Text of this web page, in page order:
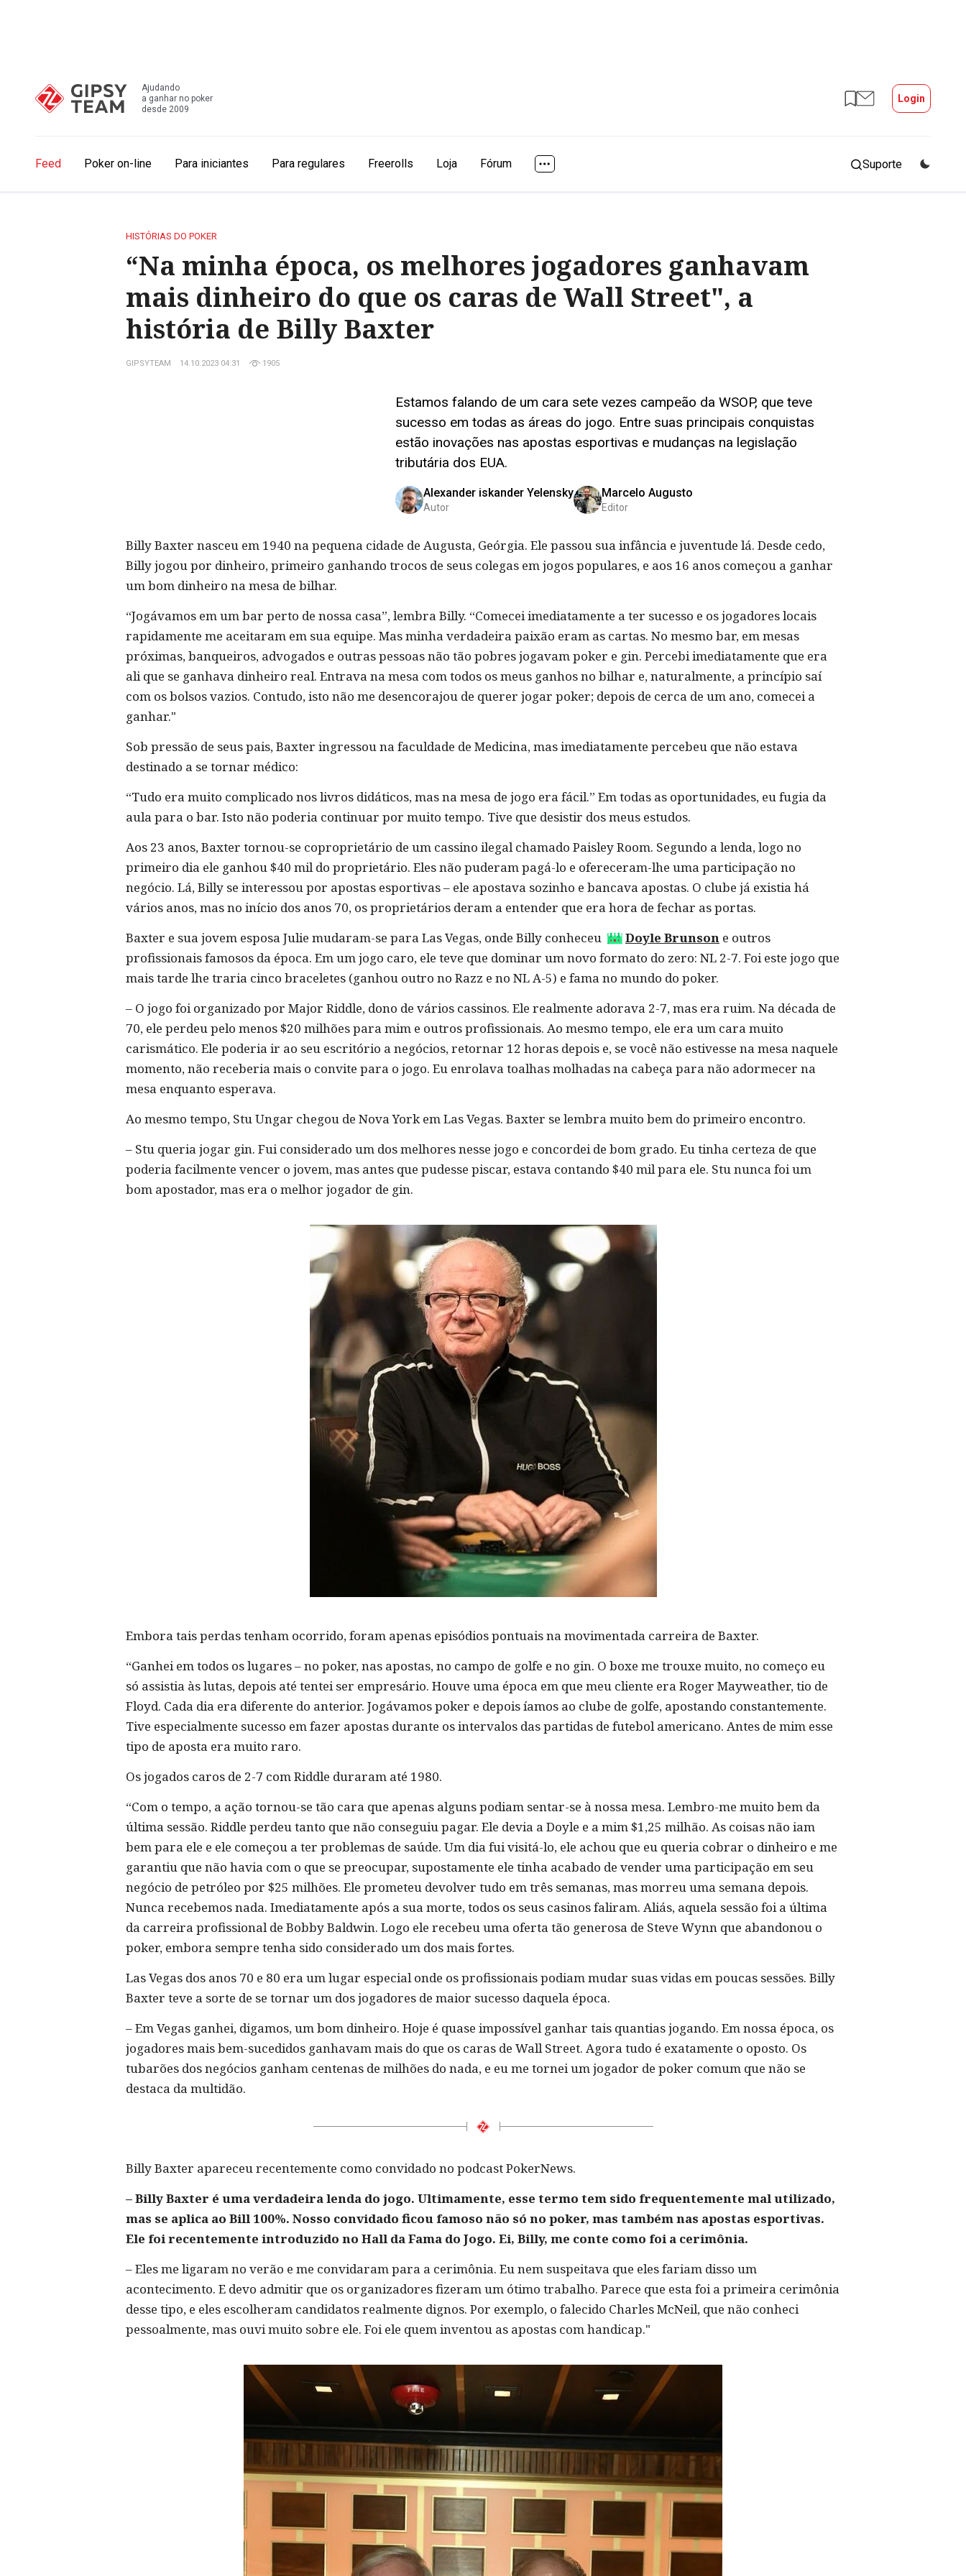
Ajudando
a ganhar no poker
desde 2009
Login
Feed Poker on-line Para iniciantes Para regulares Freerolls Loja Fórum Suporte
HISTÓRIAS DO POKER
“Na minha época, os melhores jogadores ganhavam
mais dinheiro do que os caras de Wall Street", a
história de Billy Baxter
GIPSYTEAM 14.10.2023 04:31 1905
Estamos falando de um cara sete vezes campeão da WSOP, que teve
sucesso em todas as áreas do jogo. Entre suas principais conquistas
estão inovações nas apostas esportivas e mudanças na legislação
tributária dos EUA.
Alexander iskander Yelensky
Autor
Marcelo Augusto
Editor
Billy Baxter nasceu em 1940 na pequena cidade de Augusta, Geórgia. Ele passou sua infância e juventude lá. Desde cedo,
Billy jogou por dinheiro, primeiro ganhando trocos de seus colegas em jogos populares, e aos 16 anos começou a ganhar
um bom dinheiro na mesa de bilhar.
“Jogávamos em um bar perto de nossa casa”, lembra Billy. “Comecei imediatamente a ter sucesso e os jogadores locais
rapidamente me aceitaram em sua equipe. Mas minha verdadeira paixão eram as cartas. No mesmo bar, em mesas
próximas, banqueiros, advogados e outras pessoas não tão pobres jogavam poker e gin. Percebi imediatamente que era
ali que se ganhava dinheiro real. Entrava na mesa com todos os meus ganhos no bilhar e, naturalmente, a princípio saí
com os bolsos vazios. Contudo, isto não me desencorajou de querer jogar poker; depois de cerca de um ano, comecei a
ganhar."
Sob pressão de seus pais, Baxter ingressou na faculdade de Medicina, mas imediatamente percebeu que não estava
destinado a se tornar médico:
“Tudo era muito complicado nos livros didáticos, mas na mesa de jogo era fácil.” Em todas as oportunidades, eu fugia da
aula para o bar. Isto não poderia continuar por muito tempo. Tive que desistir dos meus estudos.
Aos 23 anos, Baxter tornou-se coproprietário de um cassino ilegal chamado Paisley Room. Segundo a lenda, logo no
primeiro dia ele ganhou $40 mil do proprietário. Eles não puderam pagá-lo e ofereceram-lhe uma participação no
negócio. Lá, Billy se interessou por apostas esportivas – ele apostava sozinho e bancava apostas. O clube já existia há
vários anos, mas no início dos anos 70, os proprietários deram a entender que era hora de fechar as portas.
Baxter e sua jovem esposa Julie mudaram-se para Las Vegas, onde Billy conheceu
Doyle Brunson e outros
profissionais famosos da época. Em um jogo caro, ele teve que dominar um novo formato do zero: NL 2-7. Foi este jogo que
mais tarde lhe traria cinco braceletes (ganhou outro no Razz e no NL A-5) e fama no mundo do poker.
– O jogo foi organizado por Major Riddle, dono de vários cassinos. Ele realmente adorava 2-7, mas era ruim. Na década de
70, ele perdeu pelo menos $20 milhões para mim e outros profissionais. Ao mesmo tempo, ele era um cara muito
carismático. Ele poderia ir ao seu escritório a negócios, retornar 12 horas depois e, se você não estivesse na mesa naquele
momento, não receberia mais o convite para o jogo. Eu enrolava toalhas molhadas na cabeça para não adormecer na
mesa enquanto esperava.
Ao mesmo tempo, Stu Ungar chegou de Nova York em Las Vegas. Baxter se lembra muito bem do primeiro encontro.
– Stu queria jogar gin. Fui considerado um dos melhores nesse jogo e concordei de bom grado. Eu tinha certeza de que
poderia facilmente vencer o jovem, mas antes que pudesse piscar, estava contando $40 mil para ele. Stu nunca foi um
bom apostador, mas era o melhor jogador de gin.
Embora tais perdas tenham ocorrido, foram apenas episódios pontuais na movimentada carreira de Baxter.
“Ganhei em todos os lugares – no poker, nas apostas, no campo de golfe e no gin. O boxe me trouxe muito, no começo eu
só assistia às lutas, depois até tentei ser empresário. Houve uma época em que meu cliente era Roger Mayweather, tio de
Floyd. Cada dia era diferente do anterior. Jogávamos poker e depois íamos ao clube de golfe, apostando constantemente.
Tive especialmente sucesso em fazer apostas durante os intervalos das partidas de futebol americano. Antes de mim esse
tipo de aposta era muito raro.
Os jogados caros de 2-7 com Riddle duraram até 1980.
“Com o tempo, a ação tornou-se tão cara que apenas alguns podiam sentar-se à nossa mesa. Lembro-me muito bem da
última sessão. Riddle perdeu tanto que não conseguiu pagar. Ele devia a Doyle e a mim $1,25 milhão. As coisas não iam
bem para ele e ele começou a ter problemas de saúde. Um dia fui visitá-lo, ele achou que eu queria cobrar o dinheiro e me
garantiu que não havia com o que se preocupar, supostamente ele tinha acabado de vender uma participação em seu
negócio de petróleo por $25 milhões. Ele prometeu devolver tudo em três semanas, mas morreu uma semana depois.
Nunca recebemos nada. Imediatamente após a sua morte, todos os seus casinos faliram. Aliás, aquela sessão foi a última
da carreira profissional de Bobby Baldwin. Logo ele recebeu uma oferta tão generosa de Steve Wynn que abandonou o
poker, embora sempre tenha sido considerado um dos mais fortes.
Las Vegas dos anos 70 e 80 era um lugar especial onde os profissionais podiam mudar suas vidas em poucas sessões. Billy
Baxter teve a sorte de se tornar um dos jogadores de maior sucesso daquela época.
– Em Vegas ganhei, digamos, um bom dinheiro. Hoje é quase impossível ganhar tais quantias jogando. Em nossa época, os
jogadores mais bem-sucedidos ganhavam mais do que os caras de Wall Street. Agora tudo é exatamente o oposto. Os
tubarões dos negócios ganham centenas de milhões do nada, e eu me tornei um jogador de poker comum que não se
destaca da multidão.
Billy Baxter apareceu recentemente como convidado no podcast PokerNews.
– Billy Baxter é uma verdadeira lenda do jogo. Ultimamente, esse termo tem sido frequentemente mal utilizado,
mas se aplica ao Bill 100%. Nosso convidado ficou famoso não só no poker, mas também nas apostas esportivas.
Ele foi recentemente introduzido no Hall da Fama do Jogo. Ei, Billy, me conte como foi a cerimônia.
– Eles me ligaram no verão e me convidaram para a cerimônia. Eu nem suspeitava que eles fariam disso um
acontecimento. E devo admitir que os organizadores fizeram um ótimo trabalho. Parece que esta foi a primeira cerimônia
desse tipo, e eles escolheram candidatos realmente dignos. Por exemplo, o falecido Charles McNeil, que não conheci
pessoalmente, mas ouvi muito sobre ele. Foi ele quem inventou as apostas com handicap."